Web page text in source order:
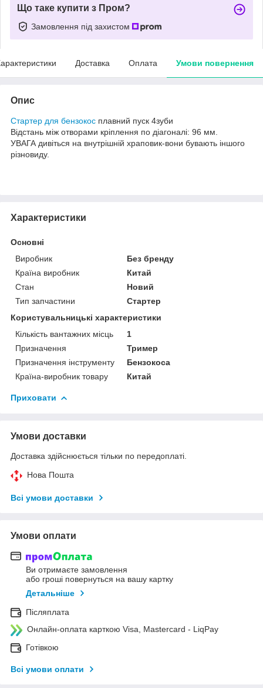
Що таке купити з Пром?
Замовлення під захистом
Доставка Оплата Умови повернення
Опис
Стартер для бензокос плавний пуск 4зуби
Відстань між отворами кріплення по діагоналі: 96 мм.
УВАГА дивіться на внутрішній храповик-вони бувають іншого
різновиду.
Характеристики
Основні
Виробник
Без бренду
Країна виробник
Китай
Стан
Новий
Тип запчастини
Стартер
Користувальницькі характеристики
Кількість вантажних місць
1
Призначення
Тример
Призначення інструменту
Бензокоса
Країна-виробник товару
Китай
Приховати
Умови доставки
Доставка здійснюється тільки по передоплаті.
Нова Пошта
Всі умови доставки
Умови оплати
Ви отримаєте замовлення
або гроші повернуться на вашу картку
Детальніше
Післяплата
Онлайн-оплата карткою Visa, Mastercard - LiqPay
Готівкою
Всі умови оплати